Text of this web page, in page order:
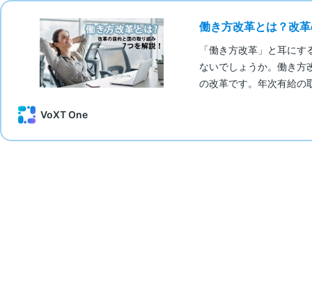
働き方改革とは？改
「働き方改革」と耳に
ないでしょうか。働き方
の改革です。年次有給
VoXT One